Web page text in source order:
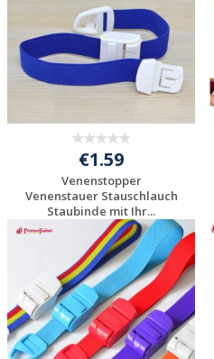
€1.59
Venenstopper
Venenstauer Stauschlauch
Staubinde mit Ihr...
Individuelle
Werbeartikel
anfragen